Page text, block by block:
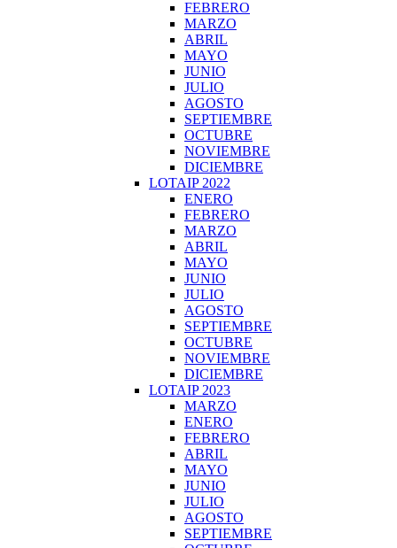
FEBRERO
MARZO
ABRIL
MAYO
JUNIO
JULIO
AGOSTO
SEPTIEMBRE
OCTUBRE
NOVIEMBRE
DICIEMBRE
LOTAIP 2022
ENERO
FEBRERO
MARZO
ABRIL
MAYO
JUNIO
JULIO
AGOSTO
SEPTIEMBRE
OCTUBRE
NOVIEMBRE
DICIEMBRE
LOTAIP 2023
MARZO
ENERO
FEBRERO
ABRIL
MAYO
JUNIO
JULIO
AGOSTO
SEPTIEMBRE